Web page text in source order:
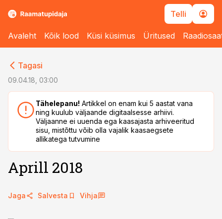
Telli
Avaleht Kõik lood Küsi küsimus Üritused
Tagasi
09.04.18, 03:00
Tähelepanu! Artikkel on enam kui 5 aastat vana
ning kuulub väljaande digitaalsesse arhiivi.
Väljaanne ei uuenda ega kaasajasta arhiveeritud
sisu, mistõttu võib olla vajalik kaasaegsete
allikatega tutvumine
Aprill 2018
Jaga Salvesta Vihja